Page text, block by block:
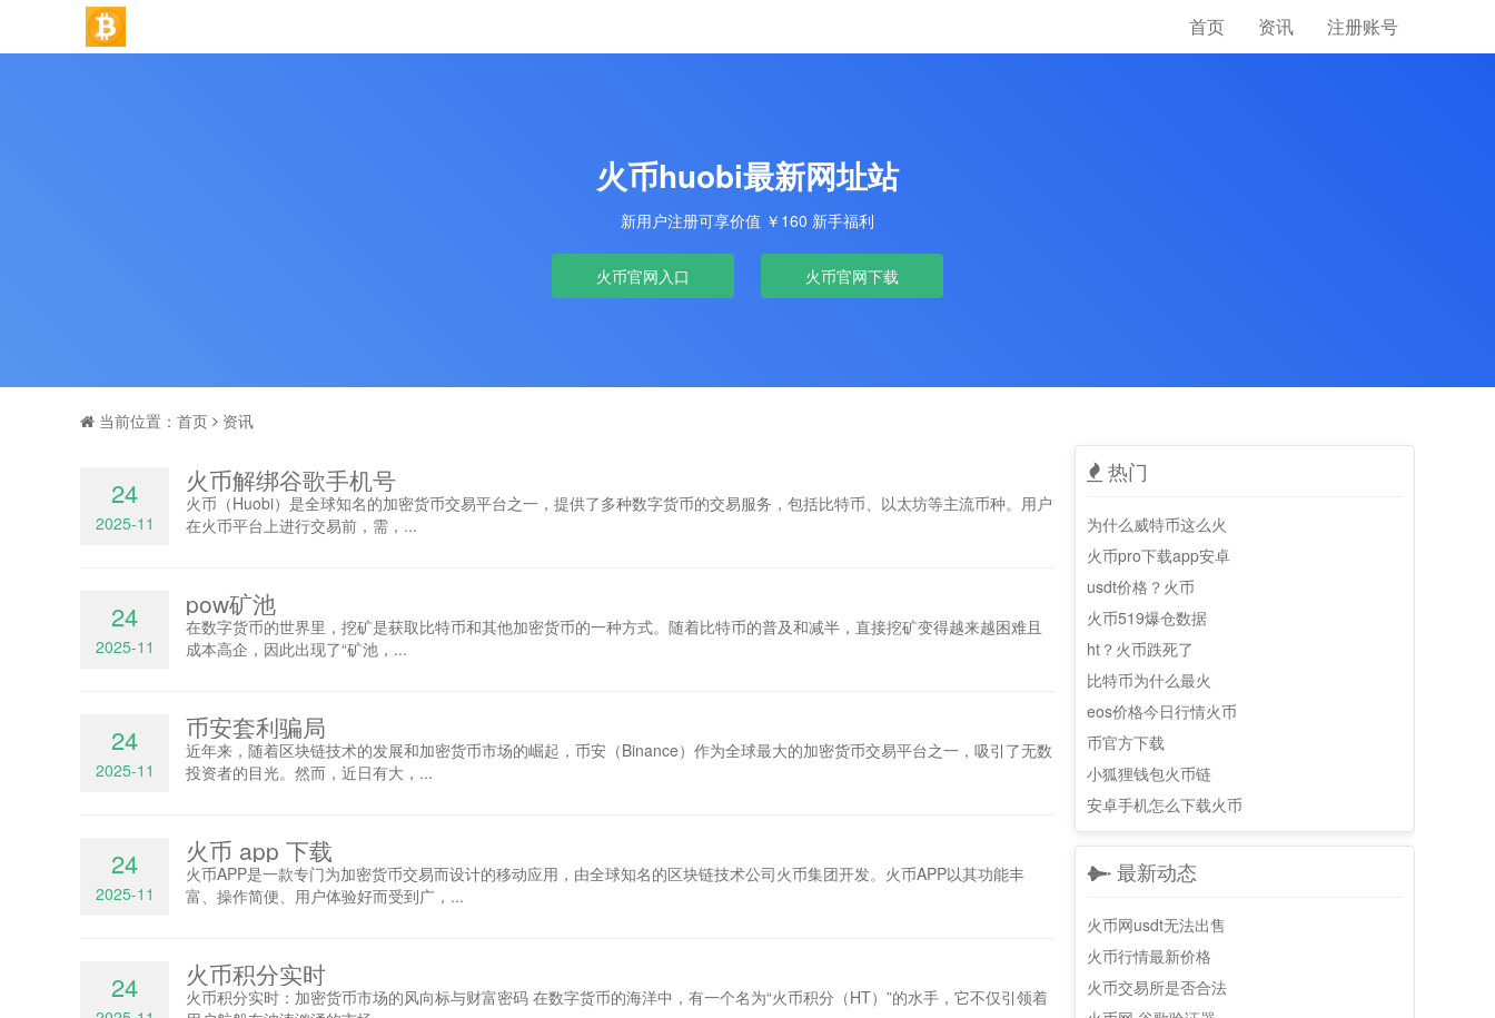
首页 资讯 注册账号
火币huobi最新网址站
新用户注册可享价值 ￥160 新手福利
火币官网入口 火币官网下载
当前位置： 首页 资讯
24
2025-11
火币解绑谷歌手机号
火币（Huobi）是全球知名的加密货币交易平台之一，提供了多种数字货币的交易服务，包括比特币、以太坊等主流币种。用户
在火币平台上进行交易前，需，...
24
2025-11
pow矿池
在数字货币的世界里，挖矿是获取比特币和其他加密货币的一种方式。随着比特币的普及和减半，直接挖矿变得越来越困难且
成本高企，因此出现了“矿池，...
24
2025-11
币安套利骗局
近年来，随着区块链技术的发展和加密货币市场的崛起，币安（Binance）作为全球最大的加密货币交易平台之一，吸引了无数
投资者的目光。然而，近日有大，...
24
2025-11
火币 app 下载
火币APP是一款专门为加密货币交易而设计的移动应用，由全球知名的区块链技术公司火币集团开发。火币APP以其功能丰
富、操作简便、用户体验好而受到广，...
24 火币积分实时
火币积分实时：加密货币市场的风向标与财富密码 在数字货币的海洋中，有一个名为“火币积分（HT）”的水手，它不仅引领着
热门
为什么威特币这么火
火币pro下载app安卓
usdt价格？火币
火币519爆仓数据
ht？火币跌死了
比特币为什么最火
eos价格今日行情火币
币官方下载
小狐狸钱包火币链
安卓手机怎么下载火币
最新动态
火币网usdt无法出售
火币行情最新价格
火币交易所是否合法